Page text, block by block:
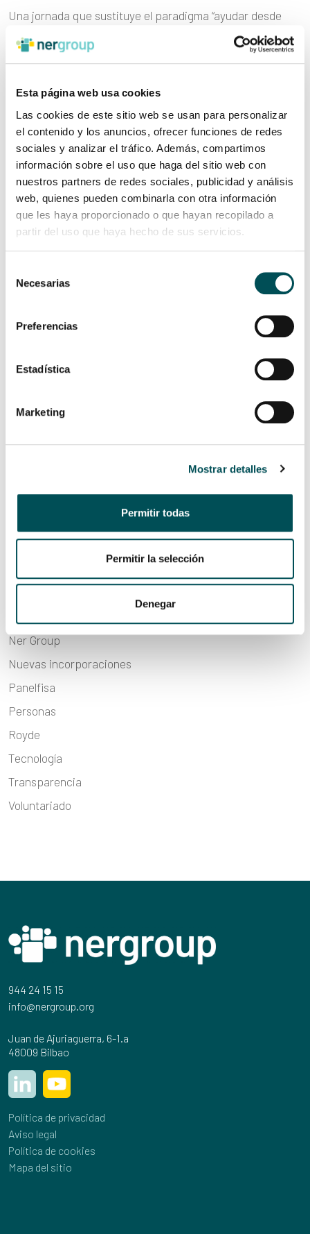
Esta página web usa cookies
Las cookies de este sitio web se usan para personalizar
el contenido y los anuncios, ofrecer funciones de redes
sociales y analizar el tráfico. Además, compartimos
información sobre el uso que haga del sitio web con
nuestros partners de redes sociales, publicidad y análisis
web, quienes pueden combinarla con otra información
que les haya proporcionado o que hayan recopilado a
partir del uso que haya hecho de sus servicios.
Necesarias
Preferencias
Estadística
Marketing
Mostrar detalles
Permitir todas
Permitir la selección
Denegar
Una jornada que sustituye el paradigma “ayudar desde
“Tenemos un vínculo de relación directa y de confianza
comunicación y aprovechar las oportunidades”
Ner Group se convertirá en los «ojos» de personas con
distrofias hereditarias de retina
Walter Pack, premio Arizmendiarrieta por impulsar un
modelo organizativo centrado en las personas
CATEGORÍAS
Casos de éxito
Competitividad
Integración social
Liderazgo
Ner Group
Nuevas incorporaciones
Panelfisa
Personas
Royde
Tecnología
Transparencia
Voluntariado
944 24 15 15
info@nergroup.org
Juan de Ajuriaguerra, 6-1.a
48009 Bilbao
Política de privacidad
Aviso legal
Política de cookies
Mapa del sitio